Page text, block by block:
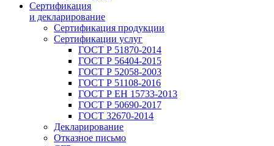
Сертификация
и декларирование
Сертификация продукции
Сертификации услуг
ГОСТ Р 51870-2014
ГОСТ Р 56404-2015
ГОСТ Р 52058-2003
ГОСТ Р 51108-2016
ГОСТ Р ЕН 15733-2013
ГОСТ Р 50690-2017
ГОСТ 32670-2014
Декларирование
Отказное письмо